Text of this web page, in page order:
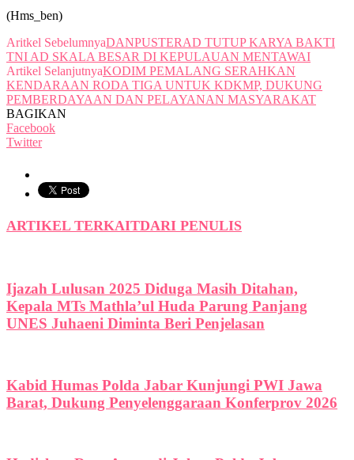
(Hms_ben)
Aritkel SebelumnyaDANPUSTERAD TUTUP KARYA BAKTI
TNI AD SKALA BESAR DI KEPULAUAN MENTAWAI
Artikel SelanjutnyaKODIM PEMALANG SERAHKAN
KENDARAAN RODA TIGA UNTUK KDKMP, DUKUNG
PEMBERDAYAAN DAN PELAYANAN MASYARAKAT
BAGIKAN
Facebook
Twitter
ARTIKEL TERKAITDARI PENULIS
Ijazah Lulusan 2025 Diduga Masih Ditahan,
Kepala MTs Mathla’ul Huda Parung Panjang
UNES Juhaeni Diminta Beri Penjelasan
Kabid Humas Polda Jabar Kunjungi PWI Jawa
Barat, Dukung Penyelenggaraan Konferprov 2026